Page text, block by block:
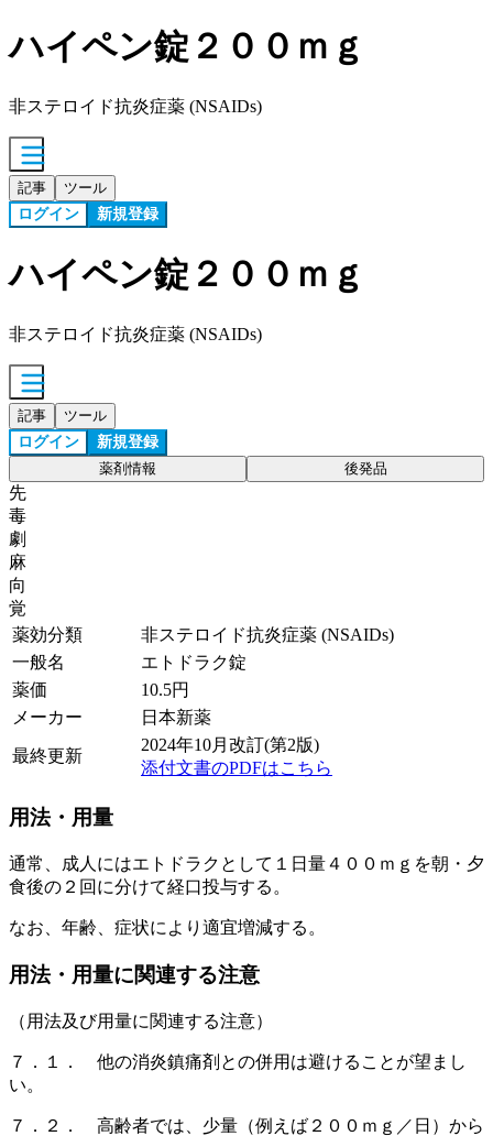
ハイペン錠２００ｍｇ
非ステロイド抗炎症薬 (NSAIDs)
記事 ツール
ログイン 新規登録
ハイペン錠２００ｍｇ
非ステロイド抗炎症薬 (NSAIDs)
記事 ツール
ログイン 新規登録
薬剤情報 後発品
先
毒
劇
麻
向
覚
薬効分類
非ステロイド抗炎症薬 (NSAIDs)
一般名
エトドラク錠
薬価
10.5円
メーカー
日本新薬
最終更新
2024年10月改訂(第2版)
添付文書のPDFはこちら
用法・用量
通常、成人にはエトドラクとして１日量４００ｍｇを朝・夕
食後の２回に分けて経口投与する。
なお、年齢、症状により適宜増減する。
用法・用量に関連する注意
（用法及び用量に関連する注意）
７．１． 他の消炎鎮痛剤との併用は避けることが望まし
い。
７．２． 高齢者では、少量（例えば２００ｍｇ／日）から